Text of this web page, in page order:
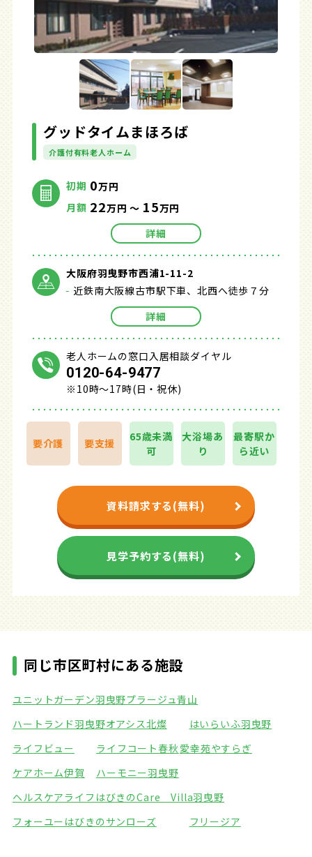
グッドタイムまほろば
介護付有料老人ホーム
初期 0万円
月額 22万円 ～ 15万円
詳細
大阪府羽曳野市西浦1-11-2
近鉄南大阪線古市駅下車、北西へ徒歩７分
詳細
老人ホームの窓口入居相談ダイヤル
0120-64-9477
※10時～17時(日・祝休)
要介護 要支援
65歳未満
可
大浴場あ
り
最寄駅か
ら近い
資料請求する(無料)
見学予約する(無料)
同じ市区町村にある施設
ユニットガーデン羽曳野プラージュ青山
ハートランド羽曳野オアシス北燦
はいらいふ羽曳野
ライフビュー
ライフコート春秋 愛幸苑やすらぎ
ケアホーム伊賀
ハーモニー羽曳野
ヘルスケアライフはびきのCare Villa羽曳野
フォーユーはびきの サンローズ フリージア